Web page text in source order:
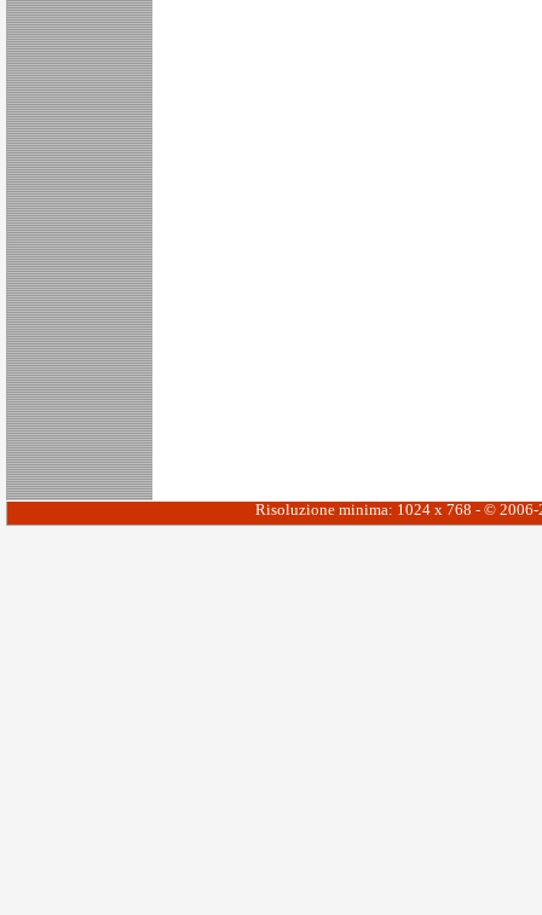
Risoluzione minima: 1024 x 768 - ©